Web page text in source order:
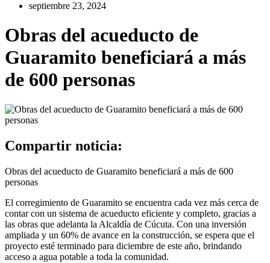
septiembre 23, 2024
Obras del acueducto de
Guaramito beneficiará a más
de 600 personas
Compartir noticia:
Obras del acueducto de Guaramito beneficiará a más de 600
personas
El corregimiento de Guaramito se encuentra cada vez más cerca de
contar con un sistema de acueducto eficiente y completo, gracias a
las obras que adelanta la Alcaldía de Cúcuta. Con una inversión
ampliada y un 60% de avance en la construcción, se espera que el
proyecto esté terminado para diciembre de este año, brindando
acceso a agua potable a toda la comunidad.